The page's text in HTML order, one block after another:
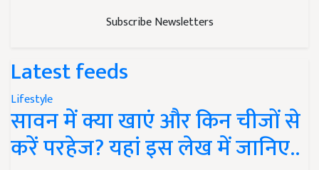
Subscribe Newsletters
Latest feeds
Lifestyle
सावन में क्या खाएं और किन चीजों से
करें परहेज? यहां इस लेख में जानिए..